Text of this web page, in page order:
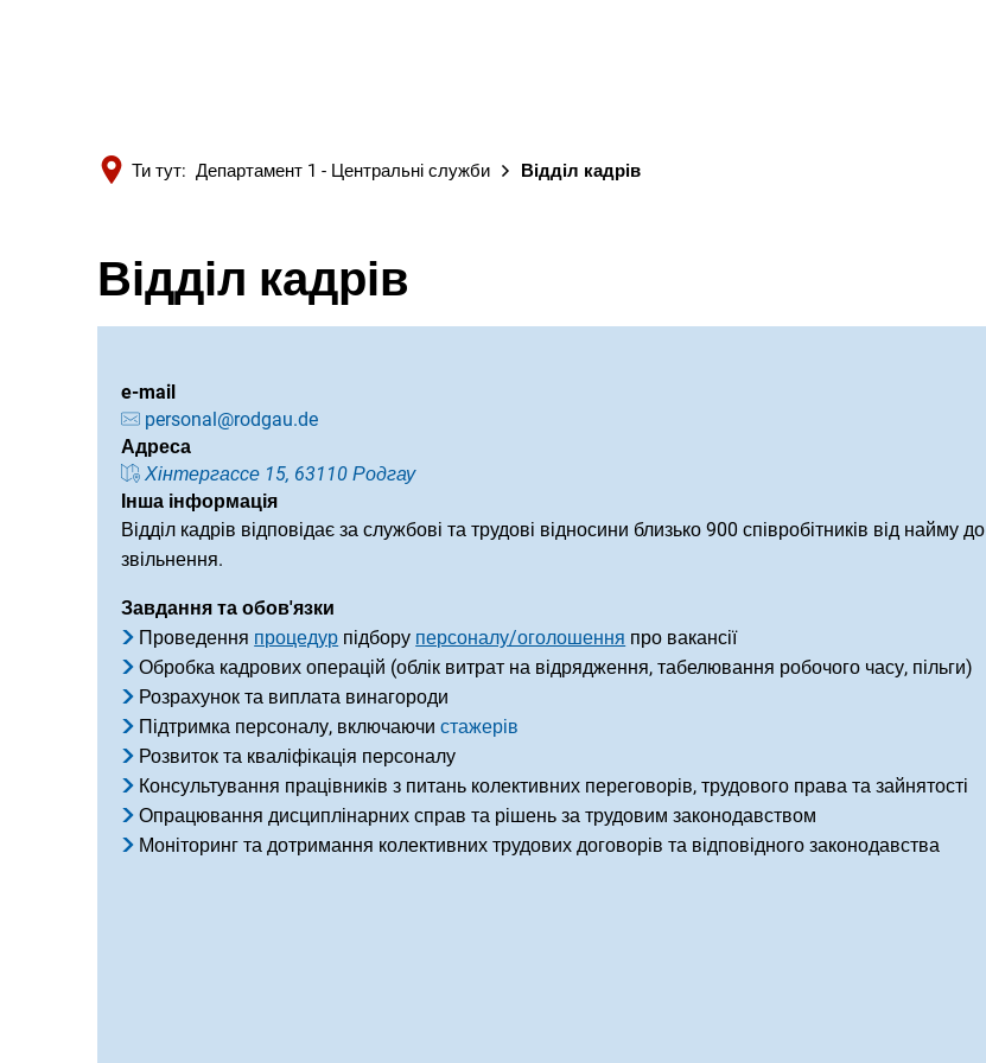
Ти тут: Департамент 1 - Центральні служби Відділ кадрів
Відділ кадрів
e-mail
personal@rodgau.de
Адреса
Хінтергассе 15, 63110 Родгау
Інша інформація
Відділ кадрів відповідає за службові та трудові відносини близько 900 співробітників від найму до
звільнення.
Завдання та обов'язки
Проведення процедур підбору персоналу/оголошення про вакансії
Обробка кадрових операцій (облік витрат на відрядження, табелювання робочого часу, пільги)
Розрахунок та виплата винагороди
Підтримка персоналу, включаючистажерів
Розвиток та кваліфікація персоналу
Консультування працівників з питань колективних переговорів, трудового права та зайнятості
Опрацювання дисциплінарних справ та рішень за трудовим законодавством
Моніторинг та дотримання колективних трудових договорів та відповідного законодавства